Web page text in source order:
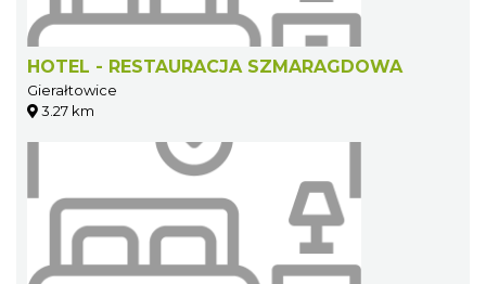
HOTEL - RESTAURACJA SZMARAGDOWA
Gierałtowice
3.27 km